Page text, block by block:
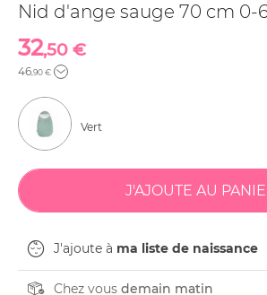
Nid d'ange sauge 70 cm 0-
32,50 €
46,90 €
Vert
J'ajoute à ma liste de naissance
Chez vous demain matin